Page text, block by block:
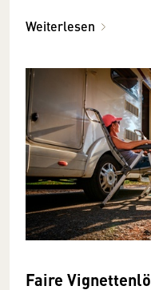
Weiterlesen
Faire